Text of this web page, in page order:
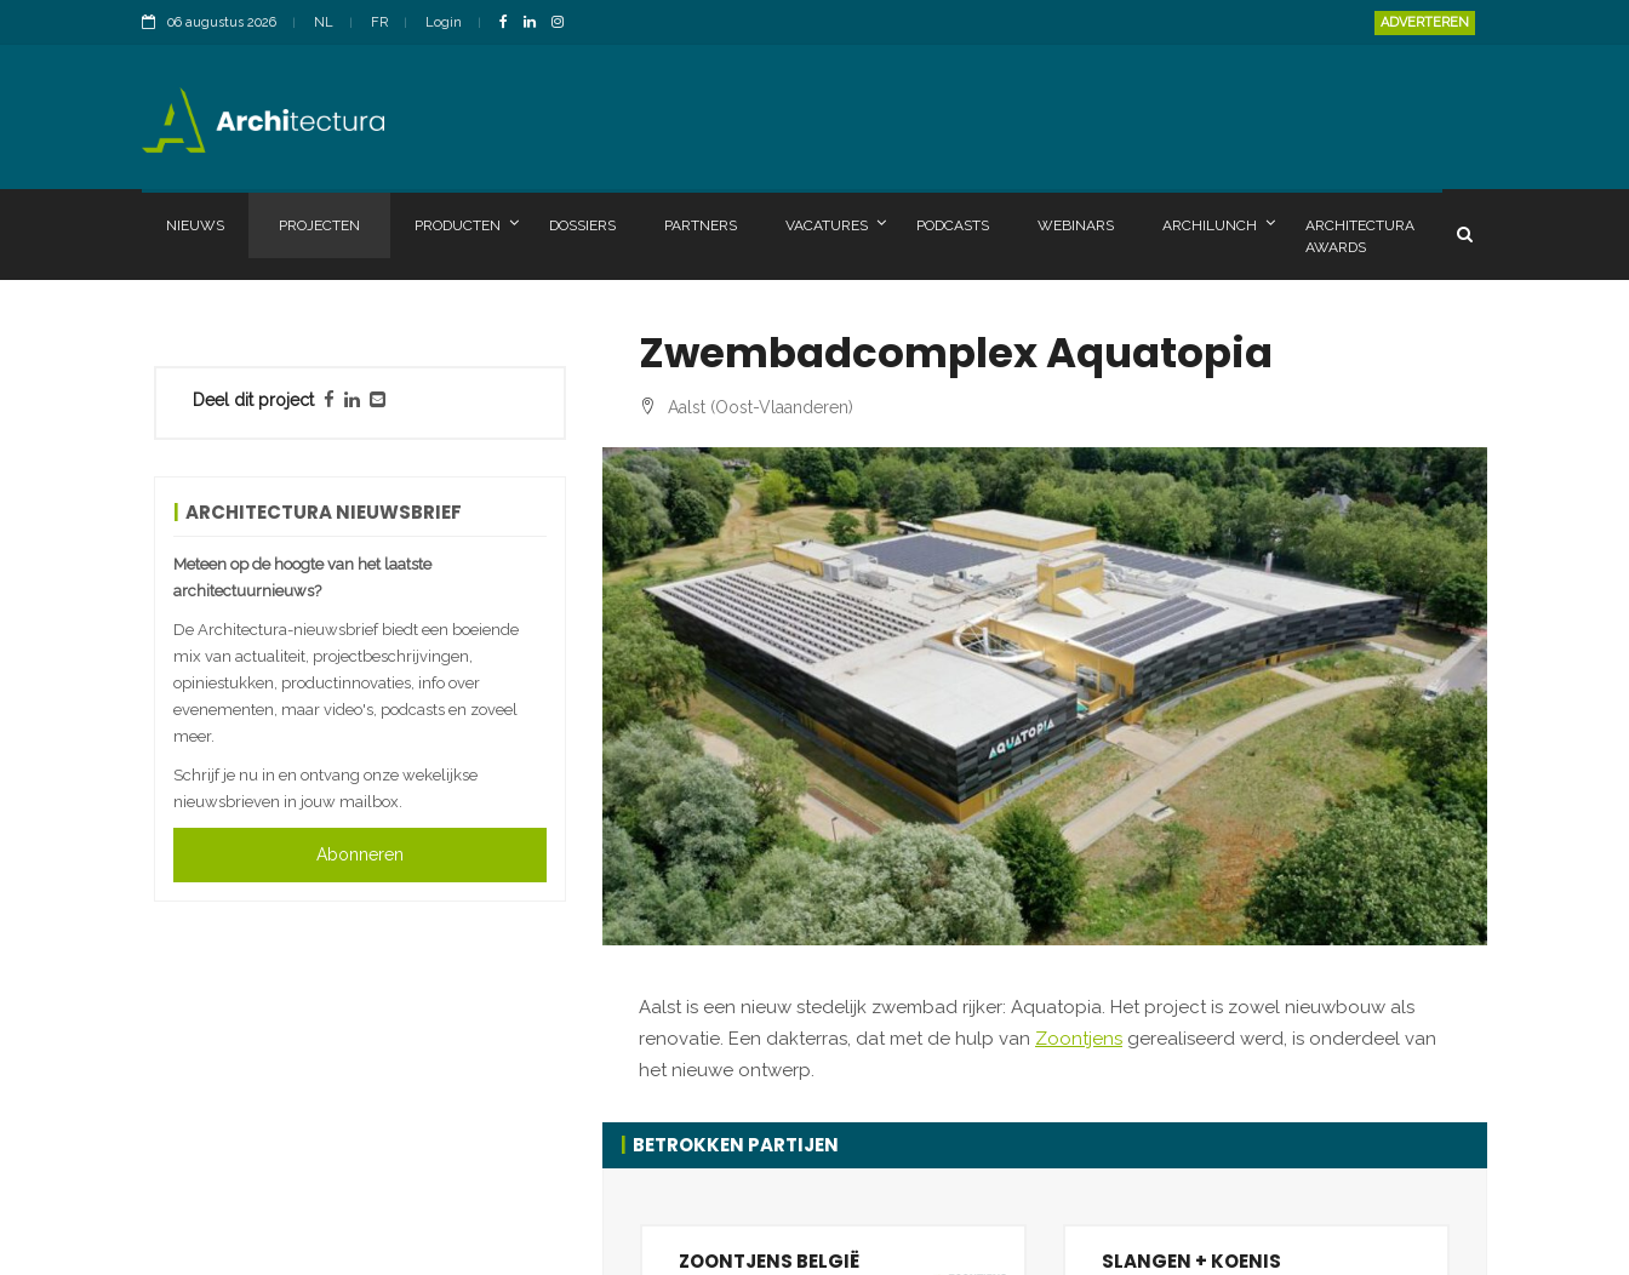
06 augustus 2026 NL FR Login ADVERTEREN
NIEUWS PROJECTEN PRODUCTEN DOSSIERS PARTNERS VACATURES PODCASTS WEBINARS ARCHILUNCH
ARCHITECTURA
AWARDS
Deel dit project
ARCHITECTURA NIEUWSBRIEF
Meteen op de hoogte van het laatste
architectuurnieuws?
De Architectura-nieuwsbrief biedt een boeiende
mix van actualiteit, projectbeschrijvingen,
opiniestukken, productinnovaties, info over
evenementen, maar video's, podcasts en zoveel
meer.
Schrijf je nu in en ontvang onze wekelijkse
nieuwsbrieven in jouw mailbox.
Abonneren
Zwembadcomplex Aquatopia
Aalst (Oost-Vlaanderen)
Aalst is een nieuw stedelijk zwembad rijker: Aquatopia. Het project is zowel nieuwbouw als
renovatie. Een dakterras, dat met de hulp van Zoontjens gerealiseerd werd, is onderdeel van
het nieuwe ontwerp.
BETROKKEN PARTIJEN
ZOONTJENS BELGIË SLANGEN + KOENIS